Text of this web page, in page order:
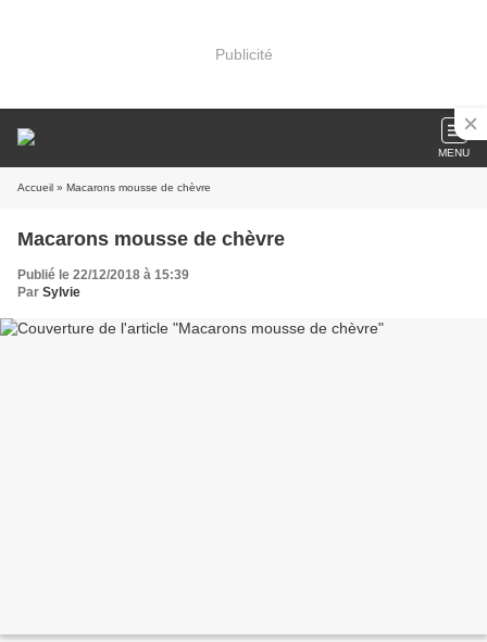
Publicité
MENU
Accueil » Macarons mousse de chèvre
Macarons mousse de chèvre
Publié le 22/12/2018 à 15:39
Par Sylvie